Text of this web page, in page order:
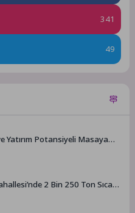
341
49
Yatırım Potansiyeli Masaya
2 Bin 250 Ton Sıcak